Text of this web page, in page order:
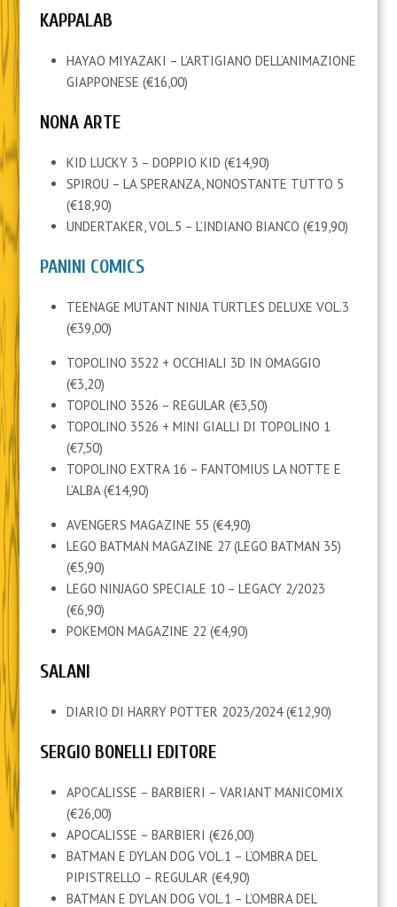
KAPPALAB
HAYAO MIYAZAKI – L’ARTIGIANO DELL’ANIMAZIONE
GIAPPONESE (€16,00)
NONA ARTE
KID LUCKY 3 – DOPPIO KID (€14,90)
SPIROU – LA SPERANZA, NONOSTANTE TUTTO 5
(€18,90)
UNDERTAKER, VOL.5 – L’INDIANO BIANCO (€19,90)
PANINI COMICS
TEENAGE MUTANT NINJA TURTLES DELUXE VOL.3
(€39,00)
TOPOLINO 3522 + OCCHIALI 3D IN OMAGGIO
(€3,20)
TOPOLINO 3526 – REGULAR (€3,50)
TOPOLINO 3526 + MINI GIALLI DI TOPOLINO 1
(€7,50)
TOPOLINO EXTRA 16 – FANTOMIUS LA NOTTE E
L’ALBA (€14,90)
AVENGERS MAGAZINE 55 (€4,90)
LEGO BATMAN MAGAZINE 27 (LEGO BATMAN 35)
(€5,90)
LEGO NINJAGO SPECIALE 10 – LEGACY 2/2023
(€6,90)
POKEMON MAGAZINE 22 (€4,90)
SALANI
DIARIO DI HARRY POTTER 2023/2024 (€12,90)
SERGIO BONELLI EDITORE
APOCALISSE – BARBIERI – VARIANT MANICOMIX
(€26,00)
APOCALISSE – BARBIERI (€26,00)
BATMAN E DYLAN DOG VOL.1 – L’OMBRA DEL
PIPISTRELLO – REGULAR (€4,90)
BATMAN E DYLAN DOG VOL.1 – L’OMBRA DEL